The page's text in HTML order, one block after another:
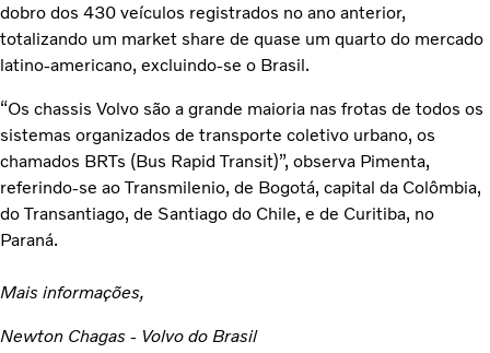
dobro dos 430 veículos registrados no ano anterior,
totalizando um market share de quase um quarto do mercado
latino-americano, excluindo-se o Brasil.
“Os chassis Volvo são a grande maioria nas frotas de todos os
sistemas organizados de transporte coletivo urbano, os
chamados BRTs (Bus Rapid Transit)”, observa Pimenta,
referindo-se ao Transmilenio, de Bogotá, capital da Colômbia,
do Transantiago, de Santiago do Chile, e de Curitiba, no
Paraná.
Mais informações,
Newton Chagas - Volvo do Brasil